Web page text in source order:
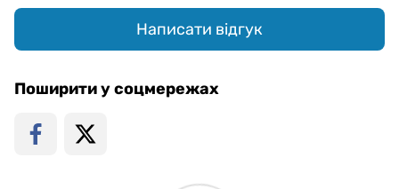
Написати відгук
Поширити у соцмережах